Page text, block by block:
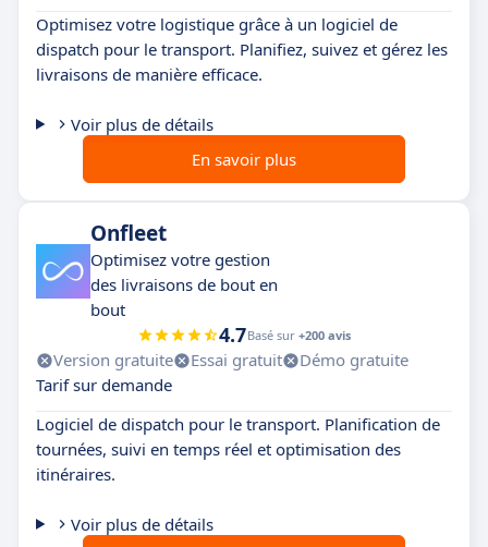
Optimisez votre logistique grâce à un logiciel de
dispatch pour le transport. Planifiez, suivez et gérez les
livraisons de manière efficace.
Voir plus de détails
En savoir plus
Onfleet
Optimisez votre gestion
des livraisons de bout en
bout
4.7Basé sur +200 avis
Version gratuite Essai gratuit
Démo gratuite
Tarif sur demande
Logiciel de dispatch pour le transport. Planification de
tournées, suivi en temps réel et optimisation des
itinéraires.
Voir plus de détails